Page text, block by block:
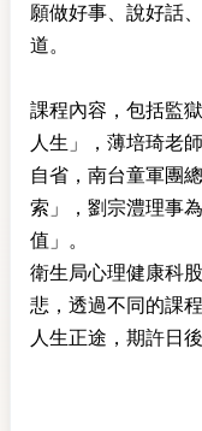
願做好事、說好話
道。
課程內容，包括監
人生」，薄培琦老
自省，南台童軍團
索」，劉宗澧理事
值」。
衛生局心理健康科
悲，透過不同的課
人生正途，期許日